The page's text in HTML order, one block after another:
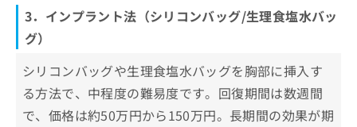
3．インプラント法（シリコンバッグ/生理食塩水バッ
グ）
シリコンバッグや生理食塩水バッグを胸部に挿入す
る方法で、中程度の難易度です。回復期間は数週間
で、価格は約50万円から150万円。長期間の効果が期